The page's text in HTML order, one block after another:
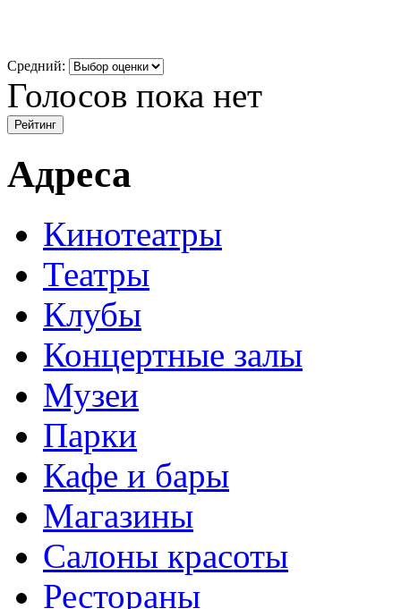
Средний:
Голосов пока нет
Адреса
Кинотеатры
Театры
Клубы
Концертные залы
Музеи
Парки
Кафе и бары
Магазины
Салоны красоты
Рестораны